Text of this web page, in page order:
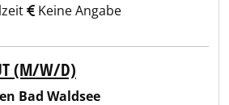
Keine Angabe
(M/W/D)
Bad Waldsee